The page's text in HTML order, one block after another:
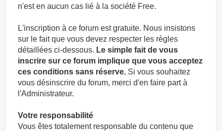
n'est en aucun cas lié à la société Free.
L'inscription à ce forum est gratuite. Nous insistons
sur le fait que vous devez respecter les règles
détaillées ci-dessous. Le simple fait de vous
inscrire sur ce forum implique que vous acceptez
ces conditions sans réserve. Si vous souhaitez
vous désinscrire du forum, merci d'en faire part à
l'Administrateur.
Votre responsabilité
Vous êtes totalement responsable du contenu que